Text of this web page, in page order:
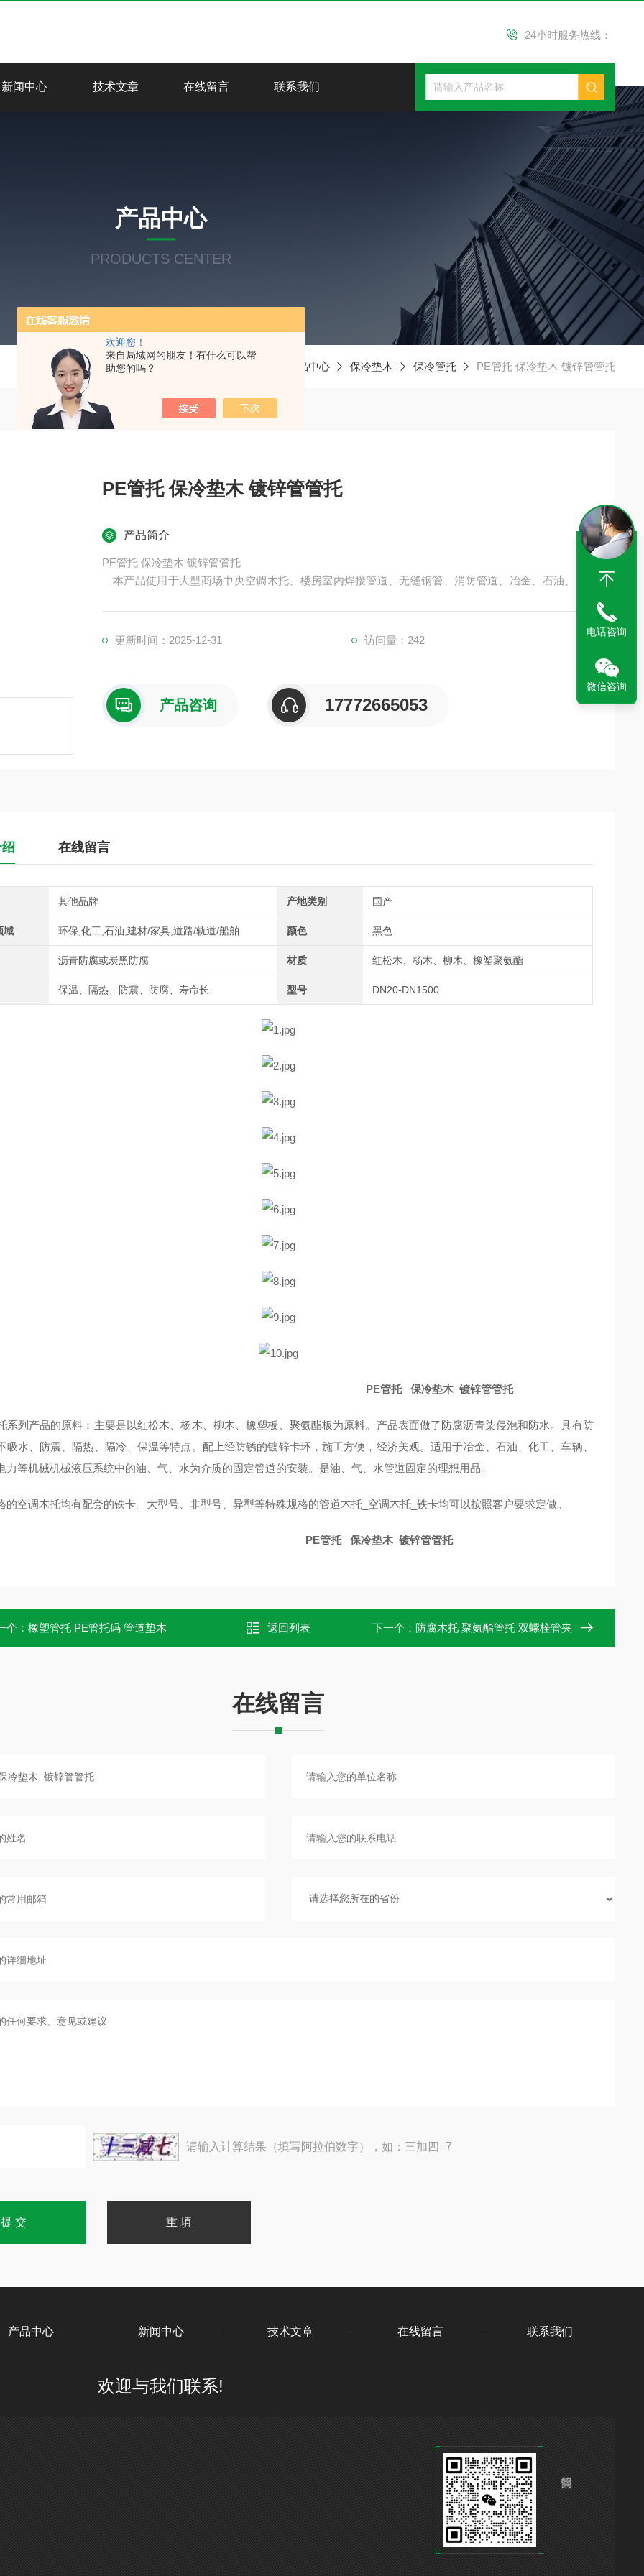
欢迎您！
来自局域网的朋友！有什么可以帮
助您的吗？
24小时服务热线：
新闻中心 技术文章 在线留言 联系我们
产品中心
PRODUCTS CENTER
产品中心 保冷垫木 保冷管托 PE管托 保冷垫木 镀锌管管托
PE管托 保冷垫木 镀锌管管托
产品简介
PE管托 保冷垫木 镀锌管管托
本产品使用于大型商场中央空调木托、楼房室内焊接管道、无缝钢管、消防管道、冶金、石油、化
更新时间：2025-12-31 访问量：242
产品咨询 17772665053
在线留言
其他品牌 产地类别 国产
域 环保,化工,石油,建材/家具,道路/轨道/船舶 颜色 黑色
沥青防腐或炭黑防腐 材质 红松木、杨木、柳木、橡塑聚氨酯
保温、隔热、防震、防腐、寿命长 型号 DN20-DN1500
管托 保冷垫木 镀锌管管托
系列产品的原料：主要是以红松木、杨木、柳木、橡塑板、聚氨酯板为原料。产品表面做了防腐沥青柒侵泡和防水。具有防
吸水、防震、隔热、隔冷、保温等特点。配上经防锈的镀锌卡环，施工方便，经济美观。适用于冶金、石油、化工、车辆、
力等机械机械液压系统中的油、气、水为介质的固定管道的安装。是油、气、水管道固定的理想用品。
的空调木托均有配套的铁卡。大型号、非型号、异型等特殊规格的管道木托_空调木托_铁卡均可以按照客户要求定做。
管托 保冷垫木 镀锌管管托
个：橡塑管托 PE管托码 管道垫木 返回列表 下一个： 防腐木托 聚氨酯管托 双螺栓管夹
在线留言
请输入计算结果（填写阿拉伯数字），如：三加四=7
产品中心 新闻中心 技术文章 在线留言 联系我们
欢迎与我们联系!
电话咨询
微信咨询